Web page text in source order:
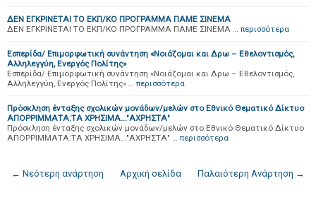
ΔΕΝ ΕΓΚΡΙΝΕΤΑΙ ΤΟ ΕΚΠ/ΚΟ ΠΡΟΓΡΑΜΜΑ ΠΑΜΕ ΣΙΝΕΜΑ
ΔΕΝ ΕΓΚΡΙΝΕΤΑΙ ΤΟ ΕΚΠ/ΚΟ ΠΡΟΓΡΑΜΜΑ ΠΑΜΕ ΣΙΝΕΜΑ … περισσότερα
Εσπερίδα/ Επιμορφωτική συνάντηση «Νοιάζομαι και Δρω – Εθελοντισμός,
Αλληλεγγύη, Ενεργός Πολίτης»
Εσπερίδα/ Επιμορφωτική συνάντηση «Νοιάζομαι και Δρω – Εθελοντισμός,
Αλληλεγγύη, Ενεργός Πολίτης» … περισσότερα
Πρόσκληση ένταξης σχολικών μονάδων/μελών στο Εθνικό Θεματικό Δίκτυο
ΑΠΟΡΡΙΜΜΑΤΑ:ΤΑ ΧΡΗΣΙΜΑ..."ΑΧΡΗΣΤΑ"
Πρόσκληση ένταξης σχολικών μονάδων/μελών στο Εθνικό Θεματικό Δίκτυο
ΑΠΟΡΡΙΜΜΑΤΑ:ΤΑ ΧΡΗΣΙΜΑ..."ΑΧΡΗΣΤΑ" … περισσότερα
← Νεότερη ανάρτηση Παλαιότερη Ανάρτηση →
Αρχική σελίδα